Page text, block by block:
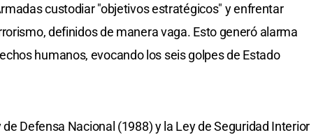
custodiar "objetivos estratégicos" y enfrentar
definidos de manera vaga. Esto generó alarma
humanos, evocando los seis golpes de Estado
Defensa Nacional (1988) y la Ley de Seguridad Interior